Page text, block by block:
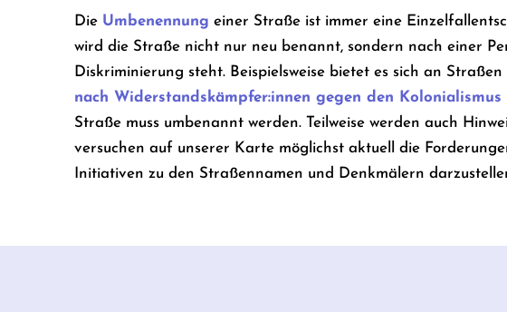
Die Umbenennung einer Straße ist immer eine
wird die Straße nicht nur neu benannt, sondern nach einer
Diskriminierung steht. Beispielsweise bietet es sich an
nach Widerstandskämpfer:innen gegen den Kolonialismus
Straße muss umbenannt werden. Teilweise werden auch
versuchen auf unserer Karte möglichst aktuell die
Initiativen zu den Straßennamen und Denkmälern